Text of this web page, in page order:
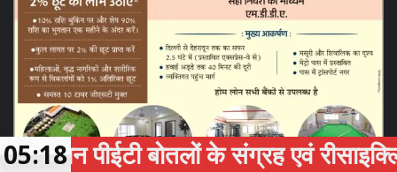
बोतलों के संग्रह एवं रीसाइक्लिंग को
05:18